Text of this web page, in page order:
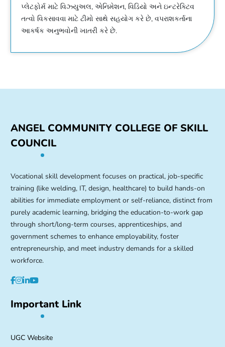
પ્લેટફોર્મ માટે વિઝ્યુઅલ, એનિમેશન, વિડિયો અને ઇન્ટરેક્ટિવ
તત્વો વિકસાવવા માટે ટીમો સાથે સહયોગ કરે છે, વપરાશકર્તાના
આકર્ષક અનુભવોની ખાતરી કરે છે.
ANGEL COMMUNITY COLLEGE OF SKILL
COUNCIL
Vocational skill development focuses on practical, job-specific
training (like welding, IT, design, healthcare) to build hands-on
abilities for immediate employment or self-reliance, distinct from
purely academic learning, bridging the education-to-work gap
through short/long-term courses, apprenticeships, and
government schemes to enhance employability, foster
entrepreneurship, and meet industry demands for a skilled
workforce.
Important Link
UGC Website